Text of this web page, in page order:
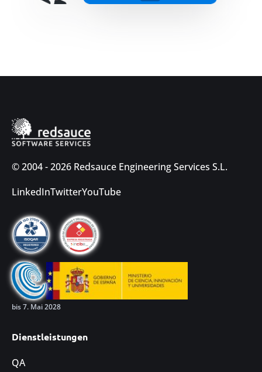
© 2004 - 2026 Redsauce Engineering Services S.L.
LinkedInTwitterYouTube
bis 7. Mai 2028
Dienstleistungen
QA